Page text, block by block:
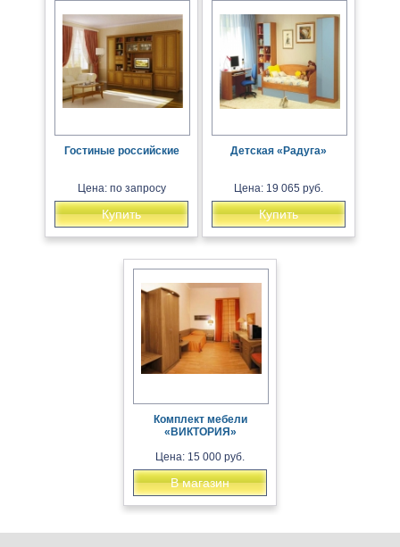
Гостиные российские
Цена: по запросу
Купить
Детская «Радуга»
Цена: 19 065 руб.
Купить
Комплект мебели
«ВИКТОРИЯ»
Цена: 15 000 руб.
В магазин